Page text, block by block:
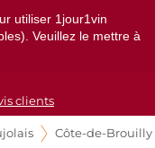
utiliser 1jour1vin
Veuillez le mettre à
clients
Côte-de-Brouilly